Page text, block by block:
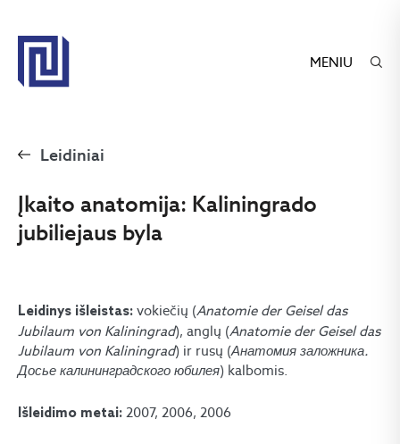
MENIU
Leidiniai
Įkaito anatomija: Kaliningrado
jubiliejaus byla
Leidinys išleistas: vokiečių (Anatomie der Geisel das
Jubilaum von Kaliningrad), anglų (Anatomie der Geisel das
Jubilaum von Kaliningrad) ir rusų (Анатомия заложника.
Досье калининградского юбилея) kalbomis.
Išleidimo metai: 2007, 2006, 2006